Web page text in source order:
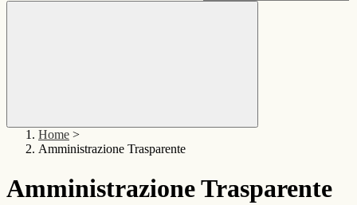
Home >
Amministrazione Trasparente
Amministrazione Trasparente